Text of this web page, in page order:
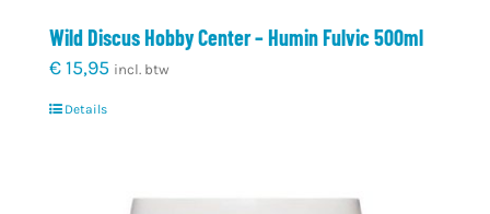
Wild Discus Hobby Center – Humin Fulvic 500ml
€15,95 incl. btw
Details